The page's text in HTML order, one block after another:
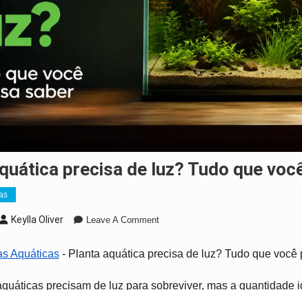
precisa de luz? Tudo que
Keylla Oliver Leave A CommentOn
Aquática
De
Aquáticas- Planta aquática precisa de luz? Tudo que você
precisam de luz para sobreviver, mas a quantidade